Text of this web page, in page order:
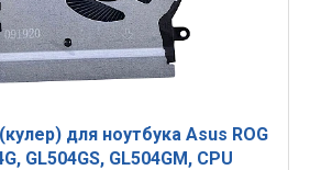
для ноутбука Asus ROG
GL504GS, GL504GM, CPU